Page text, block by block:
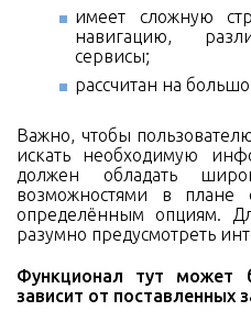
имеет сложную
навигацию,
сервисы;
рассчитан на
Важно, чтобы
искать необходимую
должен обладать
возможностями в плане
определённым опциям.
разумно предусмотреть
Функционал тут
зависит от поставленных